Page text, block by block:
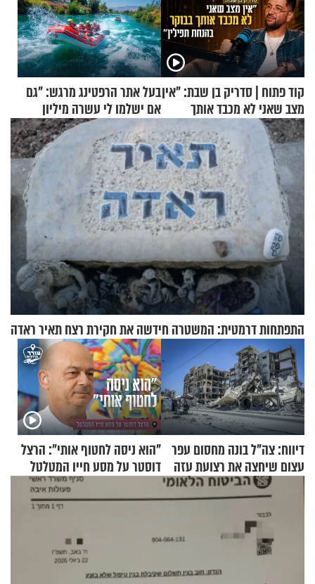
קוד פתוח | סדריק בן שבת: "אין
מצב שאני לא מכבד אותך
בבוקר בהנחת תפילין"
בעל אתר הרפטינג מרגש: "גם
אם ישלמו לי עשרה מיליון
שקלים - לא אפתח בשבת"
התפתחות דרמטית: המשטרה חידשה את חקירת רצח תאיר ראדה
דיווח: צה"ל בונה מחסום עפר
עצום שיחצה את רצועת עזה
לשניים
"הוא ניסה לחטוף אותי": הרצל
דוסטר על מסע חייו המטלטל